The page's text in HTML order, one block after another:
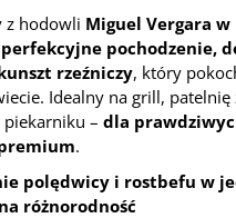
z hodowli Miguel Vergara w
perfekcyjne pochodzenie,
rzeźniczy, który
Idealny na grill,
piekarniku – dla
.
polędwicy i rostbefu w
różnorodność